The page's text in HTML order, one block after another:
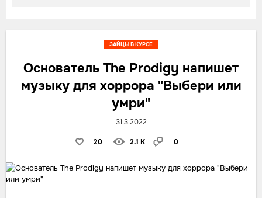
Основатель The Prodigy напишет
музыку для хоррора "Выбери или
умри"
31.3.2022
20 2.1 K 0
ЗАЙЦЫ В КУРСЕ